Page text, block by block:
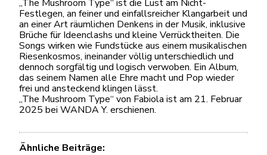
„The Mushroom Type“ ist die Lust am Nicht-
Festlegen, an feiner und einfallsreicher Klangarbeit und
an einer Art räumlichen Denkens in der Musik, inklusive
Brüche für Ideenclashs und kleine Verrücktheiten. Die
Songs wirken wie Fundstücke aus einem musikalischen
Riesenkosmos, ineinander völlig unterschiedlich und
dennoch sorgfältig und logisch verwoben. Ein Album,
das seinem Namen alle Ehre macht und Pop wieder
frei und ansteckend klingen lässt.
„The Mushroom Type“ von Fabiola ist am 21. Februar
2025 bei WANDA Y. erschienen.
Ähnliche Beiträge: